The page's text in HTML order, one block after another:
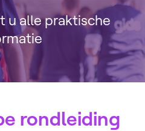
u alle praktische
rondleiding